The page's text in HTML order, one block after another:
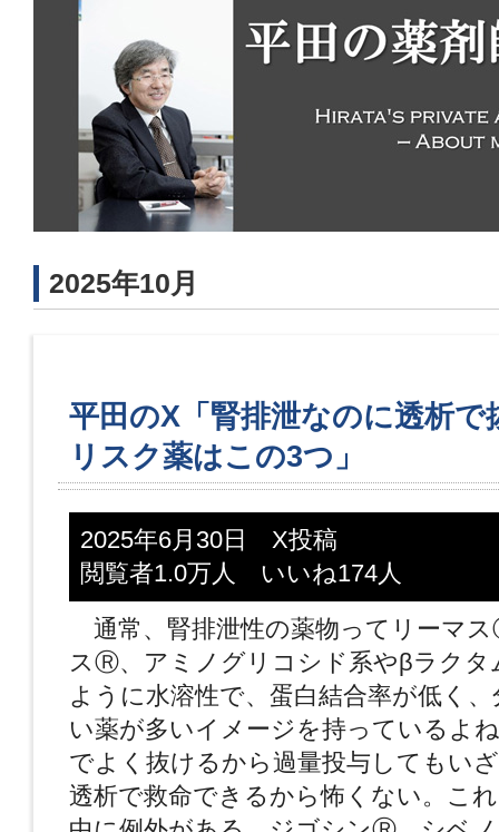
2025年10月
平田のX「腎排泄なのに透析で
リスク薬はこの3つ」
2025年6月30日 X投稿
閲覧者1.0万人 いいね174人
通常、腎排泄性の薬物ってリーマ
スⓇ、アミノグリコシド系やβラクタ
ように水溶性で、蛋白結合率が低く
い薬が多いイメージを持っているよ
でよく抜けるから過量投与してもい
透析で救命できるから怖くない。こ